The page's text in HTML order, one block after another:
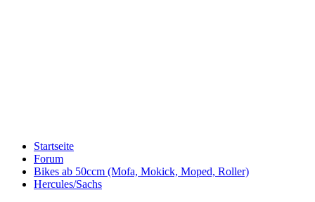
Startseite
Forum
Bikes ab 50ccm (Mofa, Mokick, Moped, Roller)
Hercules/Sachs